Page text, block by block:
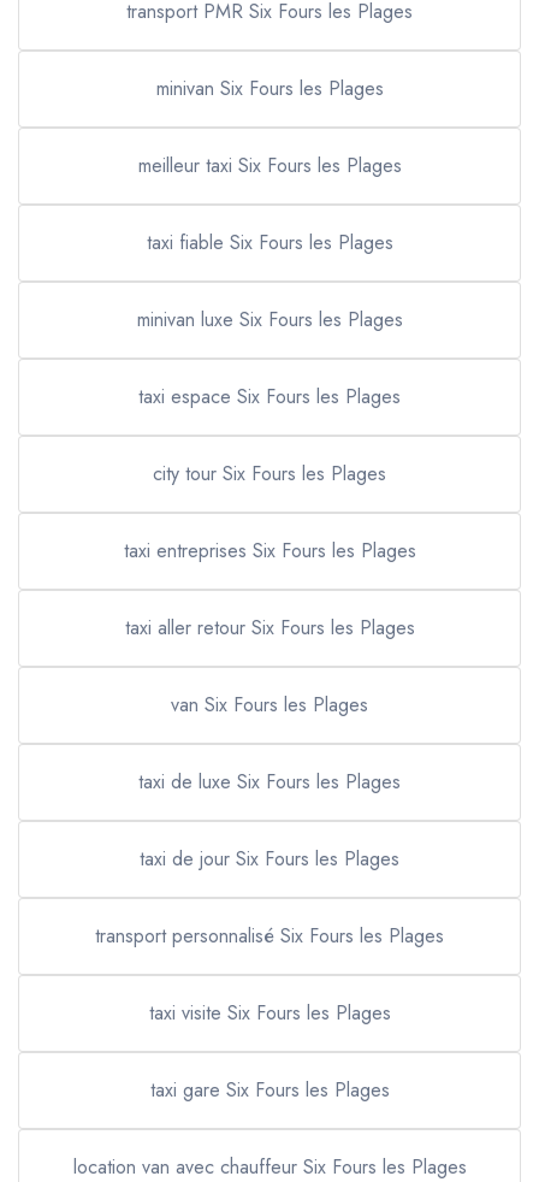
transport PMR Six Fours les Plages
minivan Six Fours les Plages
meilleur taxi Six Fours les Plages
taxi fiable Six Fours les Plages
minivan luxe Six Fours les Plages
taxi espace Six Fours les Plages
city tour Six Fours les Plages
taxi entreprises Six Fours les Plages
taxi aller retour Six Fours les Plages
van Six Fours les Plages
taxi de luxe Six Fours les Plages
taxi de jour Six Fours les Plages
transport personnalisé Six Fours les Plages
taxi visite Six Fours les Plages
taxi gare Six Fours les Plages
location van avec chauffeur Six Fours les Plages